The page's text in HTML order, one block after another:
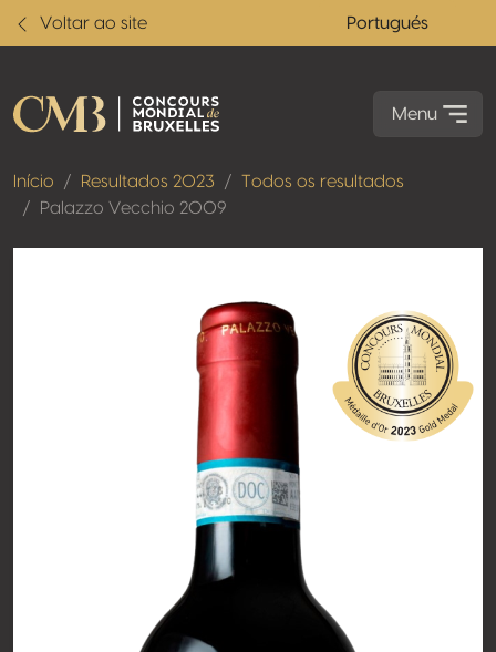
Voltar ao site Portugués
Menu
Início Resultados 2023
Todos os resultados
Palazzo Vecchio 2009